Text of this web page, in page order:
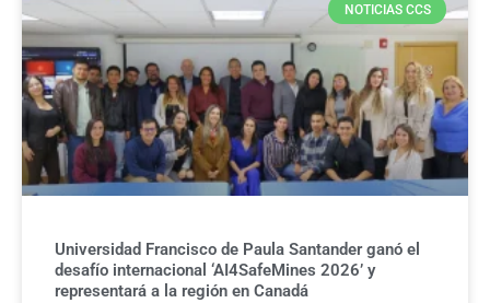
NOTICIAS CCS
Universidad Francisco de Paula Santander ganó el
desafío internacional ‘AI4SafeMines 2026’ y
representará a la región en Canadá